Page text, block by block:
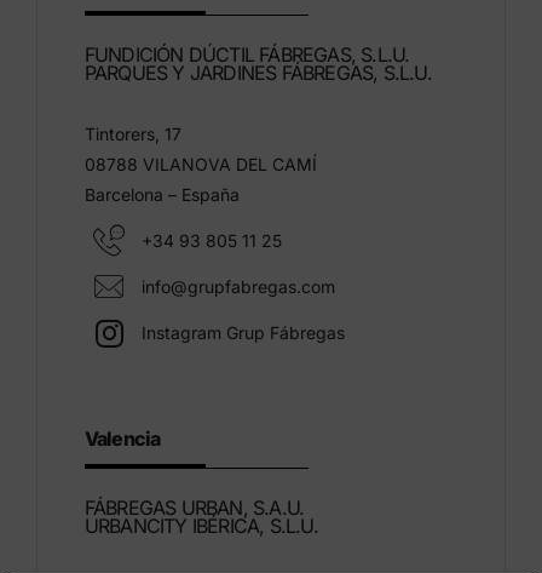
FUNDICIÓN DÚCTIL FÁBREGAS, S.L.U.
PARQUES Y JARDINES FÁBREGAS, S.L.U.
Tintorers, 17
08788 VILANOVA DEL CAMÍ
Barcelona – España
+34 93 805 11 25
info@grupfabregas.com
Instagram Grup Fábregas
Valencia
FÁBREGAS URBAN, S.A.U.
URBANCITY IBÉRICA, S.L.U.